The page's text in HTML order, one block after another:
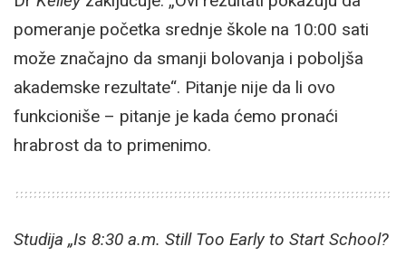
pomeranje početka srednje škole na 10:00 sati
može značajno da smanji bolovanja i poboljša
akademske rezultate“. Pitanje nije da li ovo
funkcioniše – pitanje je kada ćemo pronaći
hrabrost da to primenimo.
Studija „Is 8:30 a.m. Still Too Early to Start School?